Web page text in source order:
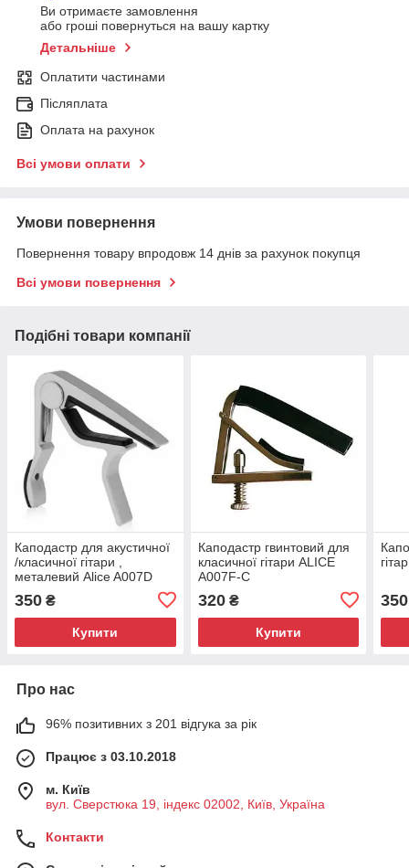
Ви отримаєте замовлення
або гроші повернуться на вашу картку
Детальніше
Оплатити частинами
Післяплата
Оплата на рахунок
Всі умови оплати
Умови повернення
Повернення товару впродовж 14 днів за рахунок покупця
Всі умови повернення
Подібні товари компанії
Каподастр для акустичної
/класичної гітари ,
металевий Alice A007D
350 ₴
Купити
Каподастр гвинтовий для
класичної гітари ALICE
A007F-С
320₴
Купити
350
Про нас
96% позитивних з 201 відгука за рік
Працює з 03.10.2018
м. Київ
вул. Сверстюка 19, індекс 02002, Київ, Україна
Контакти